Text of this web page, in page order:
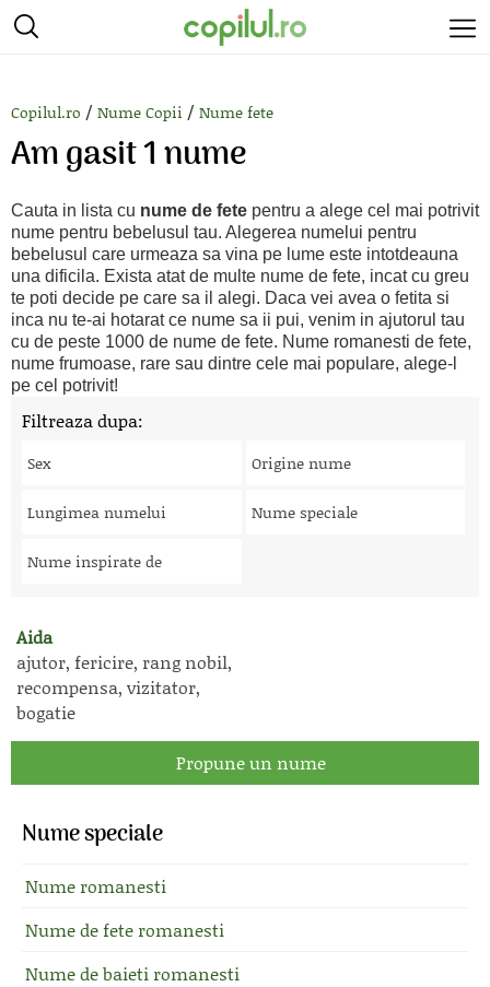
Copilul.ro / Nume Copii / Nume fete
Am gasit 1 nume
Cauta in lista cu nume de fete pentru a alege cel mai potrivit
nume pentru bebelusul tau. Alegerea numelui pentru
bebelusul care urmeaza sa vina pe lume este intotdeauna
una dificila. Exista atat de multe nume de fete, incat cu greu
te poti decide pe care sa il alegi. Daca vei avea o fetita si
inca nu te-ai hotarat ce nume sa ii pui, venim in ajutorul tau
cu de peste 1000 de nume de fete. Nume romanesti de fete,
nume frumoase, rare sau dintre cele mai populare, alege-l
pe cel potrivit!
Filtreaza dupa:
Sex Origine nume
Lungimea numelui Nume speciale
Nume inspirate de
Aida
ajutor, fericire, rang nobil,
recompensa, vizitator,
bogatie
Propune un nume
Nume speciale
Nume romanesti
Nume de fete romanesti
Nume de baieti romanesti